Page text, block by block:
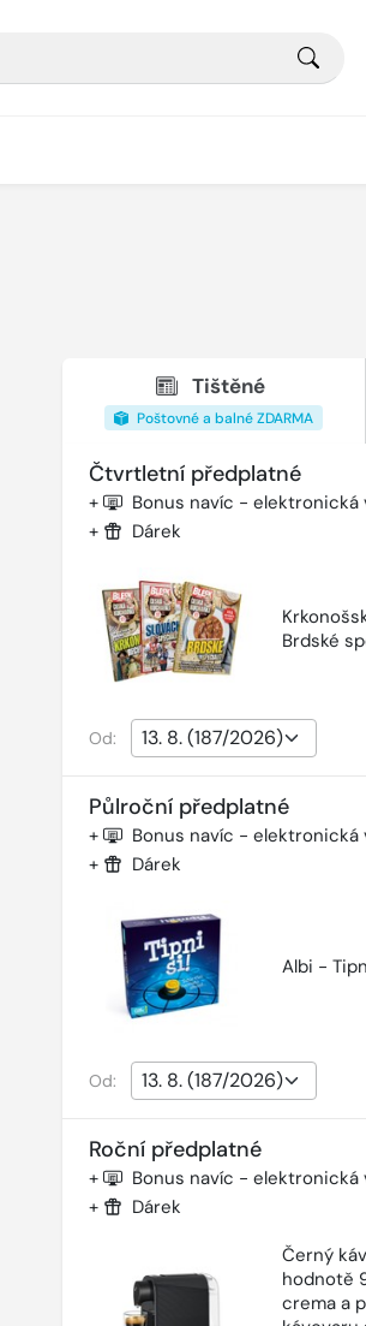
Tištěné
Poštovné a balné ZDARMA
Čtvrtletní předplatné
+ Bonus navíc - elektronická
+ Dárek
Brdské
Od:
Půlroční předplatné
+ Bonus navíc - elektronická
+ Dárek
Albi -
Od:
Roční předplatné
+ Bonus navíc - elektronická
+
Dárek
Černý
hodnotě
crema a